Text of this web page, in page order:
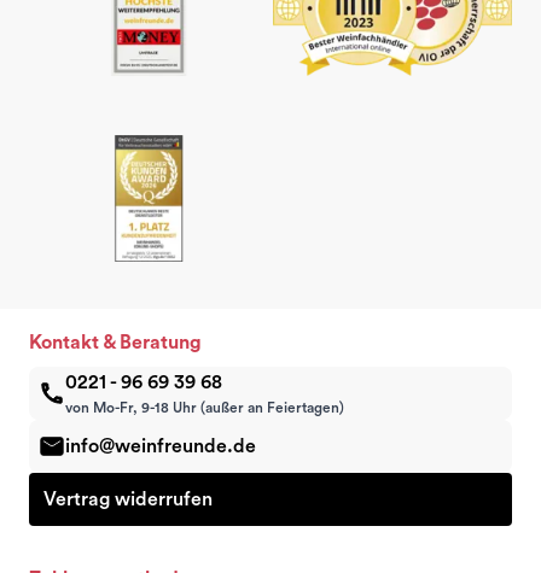
Kontakt & Beratung
0221 - 96 69 39 68
von Mo-Fr, 9-18 Uhr (außer an Feiertagen)
info@weinfreunde.de
Vertrag widerrufen